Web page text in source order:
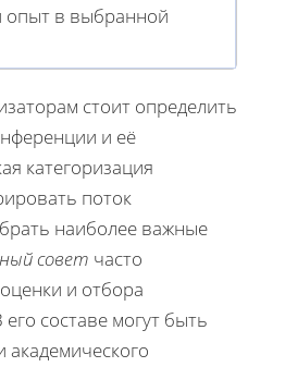
опыт в выбранной
стоит определить
и её
категоризация
поток
наиболее важные
совет часто
и отбора
составе могут быть
академического